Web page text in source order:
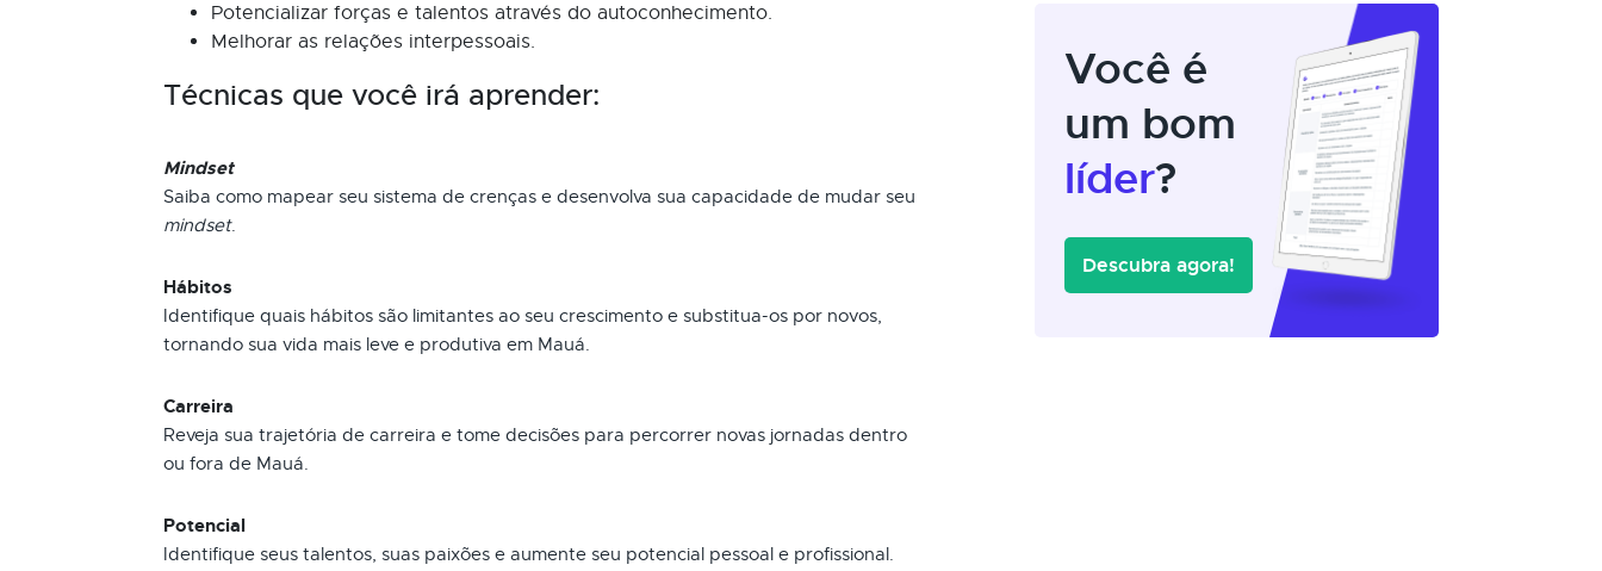
Potencializar forças e talentos através do autoconhecimento.
Melhorar as relações interpessoais.
Técnicas que você irá aprender:
Mindset
Saiba como mapear seu sistema de crenças e desenvolva sua capacidade de mudar seu
mindset.
Hábitos
Identifique quais hábitos são limitantes ao seu crescimento e substitua-os por novos,
tornando sua vida mais leve e produtiva em Mauá.
Carreira
Reveja sua trajetória de carreira e tome decisões para percorrer novas jornadas dentro
ou fora de Mauá.
Potencial
Identifique seus talentos, suas paixões e aumente seu potencial pessoal e profissional.
Você é
um bom
líder?
Descubra agora!